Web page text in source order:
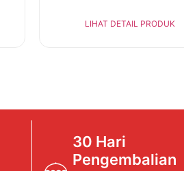
LIHAT DETAIL PRODUK
30 Hari
Pengembalian